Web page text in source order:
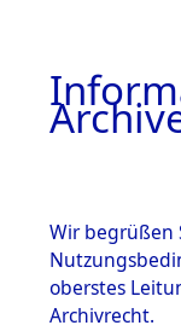
Wir begrüßen
oberstes
Archivrecht.